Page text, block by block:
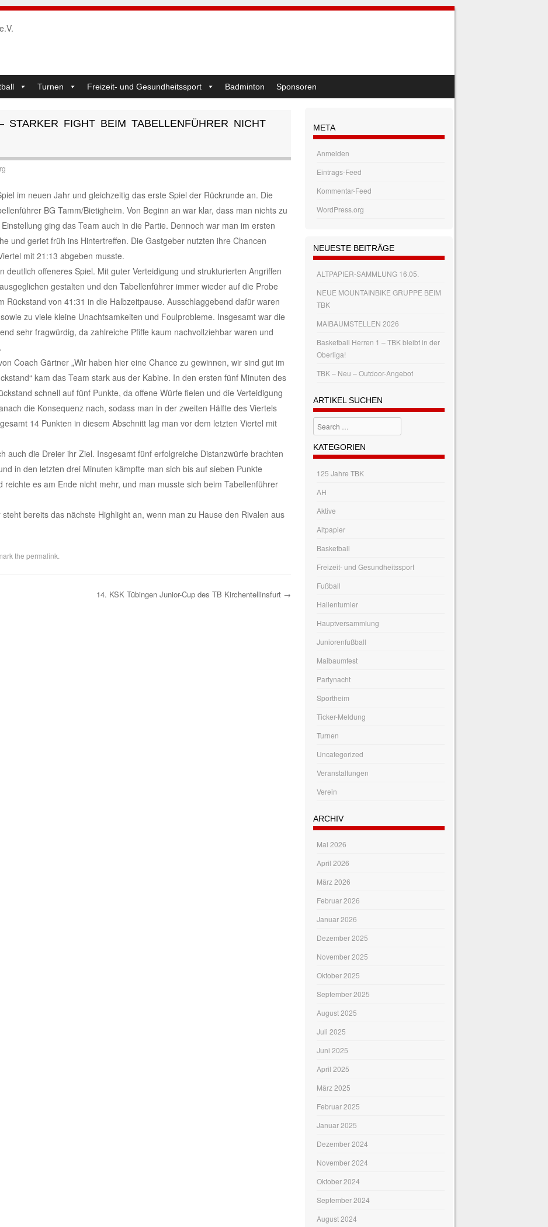
Turnen Freizeit- und Gesundheitssport Badminton Sponsoren
STARKER FIGHT BEIM TABELLENFÜHRER NICHT
im neuen Jahr und gleichzeitig das erste Spiel der Rückrunde an. Die
BG Tamm/Bietigheim. Von Beginn an war klar, dass man nichts zu
ging das Team auch in die Partie. Dennoch war man im ersten
und geriet früh ins Hintertreffen. Die Gastgeber nutzten ihre Chancen
mit 21:13 abgeben musste.
deutlich offeneres Spiel. Mit guter Verteidigung und strukturierten Angriffen
gestalten und den Tabellenführer immer wieder auf die Probe
Rückstand von 41:31 in die Halbzeitpause. Ausschlaggebend dafür waren
zu viele kleine Unachtsamkeiten und Foulprobleme. Insgesamt war die
sehr fragwürdig, da zahlreiche Pfiffe kaum nachvollziehbar waren und
Coach Gärtner „Wir haben hier eine Chance zu gewinnen, wir sind gut im
kam das Team stark aus der Kabine. In den ersten fünf Minuten des
schnell auf fünf Punkte, da offene Würfe fielen und die Verteidigung
die Konsequenz nach, sodass man in der zweiten Hälfte des Viertels
14 Punkten in diesem Abschnitt lag man vor dem letzten Viertel mit
auch die Dreier ihr Ziel. Insgesamt fünf erfolgreiche Distanzwürfe brachten
in den letzten drei Minuten kämpfte man sich bis auf sieben Punkte
reichte es am Ende nicht mehr, und man musste sich beim Tabellenführer
bereits das nächste Highlight an, wenn man zu Hause den Rivalen aus
the permalink
14. KSK Tübingen Junior-Cup des TB Kirchentellinsfurt →
META
Anmelden
Eintrags-Feed
Kommentar-Feed
WordPress.org
NEUESTE BEITRÄGE
ALTPAPIER-SAMMLUNG 16.05.
NEUE MOUNTAINBIKE GRUPPE BEIM
TBK
MAIBAUMSTELLEN 2026
Basketball Herren 1 – TBK bleibt in der
Oberliga!
TBK – Neu – Outdoor-Angebot
ARTIKEL SUCHEN
Search
KATEGORIEN
125 Jahre TBK
AH
Aktive
Altpapier
Basketball
Freizeit- und Gesundheitssport
Fußball
Hallenturnier
Hauptversammlung
Juniorenfußball
Maibaumfest
Partynacht
Sportheim
Ticker-Meldung
Turnen
Uncategorized
Veranstaltungen
Verein
ARCHIV
Mai 2026
April 2026
März 2026
Februar 2026
Januar 2026
Dezember 2025
November 2025
Oktober 2025
September 2025
August 2025
Juli 2025
Juni 2025
April 2025
März 2025
Februar 2025
Januar 2025
Dezember 2024
November 2024
Oktober 2024
September 2024
August 2024